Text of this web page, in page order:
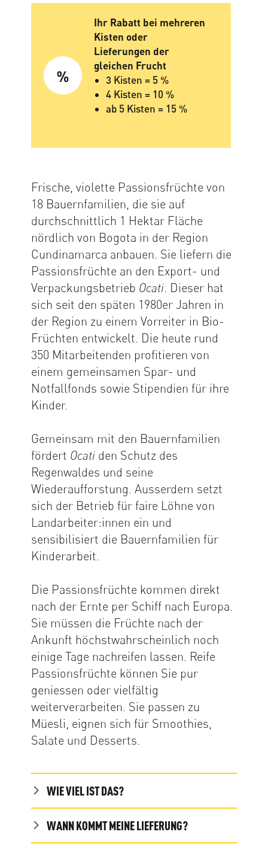
Ihr Rabatt bei mehreren
Kisten oder
Lieferungen der
gleichen Frucht
3 Kisten = 5 %
4 Kisten = 10 %
ab 5 Kisten = 15 %
Frische, violette Passionsfrüchte von
18 Bauernfamilien, die sie auf
durchschnittlich 1 Hektar Fläche
nördlich von Bogota in der Region
Cundinamarca anbauen. Sie liefern die
Passionsfrüchte an den Export- und
Verpackungsbetrieb Ocati . Dieser hat
sich seit den späten 1980er Jahren in
der Region zu einem Vorreiter in Bio-
Früchten entwickelt. Die heute rund
350 Mitarbeitenden profitieren von
einem gemeinsamen Spar- und
Notfallfonds sowie Stipendien für ihre
Kinder.
Gemeinsam mit den Bauernfamilien
fördert Ocati den Schutz des
Regenwaldes und seine
Wiederaufforstung. Ausserdem setzt
sich der Betrieb für faire Löhne von
Landarbeiter:innen ein und
sensibilisiert die Bauernfamilien für
Kinderarbeit.
Die Passionsfrüchte kommen direkt
nach der Ernte per Schiff nach Europa.
Sie müssen die Früchte nach der
Ankunft höchstwahrscheinlich noch
einige Tage nachreifen lassen. Reife
Passionsfrüchte können Sie pur
geniessen oder vielfältig
weiterverarbeiten. Sie passen zu
Müesli, eignen sich für Smoothies,
Salate und Desserts.
WIE VIEL IST DAS?
WANN KOMMT MEINE LIEFERUNG?